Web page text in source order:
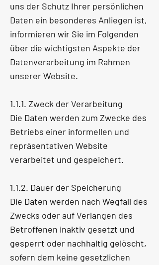
uns der Schutz Ihrer persönlichen
Daten ein besonderes Anliegen ist,
informieren wir Sie im Folgenden
über die wichtigsten Aspekte der
Datenverarbeitung im Rahmen
unserer Website.
1.1.1. Zweck der Verarbeitung
Die Daten werden zum Zwecke des
Betriebs einer informellen und
repräsentativen Website
verarbeitet und gespeichert.
1.1.2. Dauer der Speicherung
Die Daten werden nach Wegfall des
Zwecks oder auf Verlangen des
Betroffenen inaktiv gesetzt und
gesperrt oder nachhaltig gelöscht,
sofern dem keine gesetzlichen